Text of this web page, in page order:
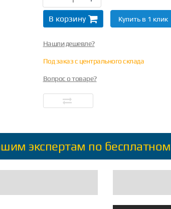
В корзину Купить в 1 клик
Нашли дешевле?
Под заказ с центрального склада
Вопрос о товаре?
экспертам по